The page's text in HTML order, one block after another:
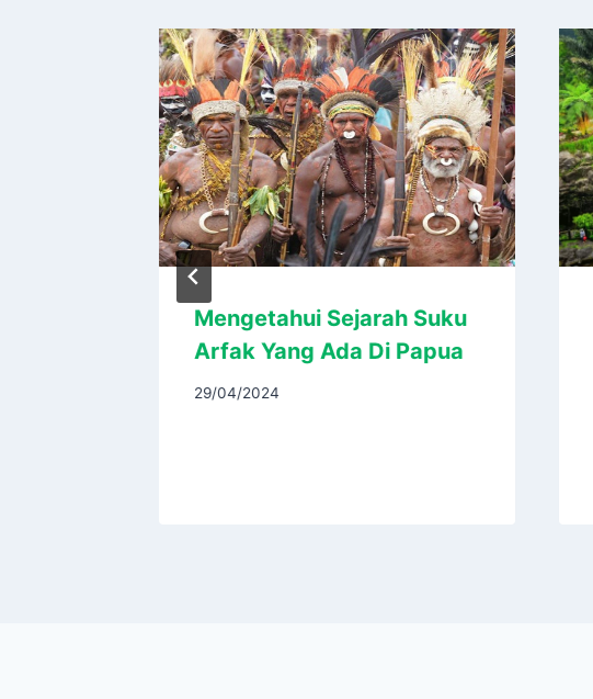
Mengetahui Sejarah Suku
Arfak Yang Ada Di Papua
29/04/2024